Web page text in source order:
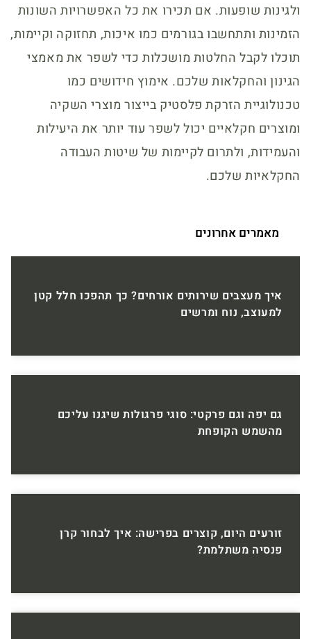
ולגינות שופעות. אם תכירו את כל האפשרויות השונות
הזמינות ותתחשבו בגורמים כמו איכות, תחזוקה וקיימות,
תוכלו לקבל החלטות מושכלות כדי לשפר את מאמצי
הגינון והחקלאות שלכם. אימוץ חידושים כמו
טכנולוגיית הזרקת פלסטיק בייצור מוצרי השקיה
ומוצרים חקלאיים יכול לשפר עוד יותר את היעילות
והעמידות, ולתרום לקיימות של שיטות העבודה
החקלאיות שלכם.
מאמרים אחרונים
איך מעצבים שירותים אורחים? כך תהפכו חלל קטן
למעוצב, נוח ומרשים
גם יפה וגם פרקטי: סוגי פרגולות שיגנו עליכם
מהשמש הקופחת
זורעים היום, קוצרים בפרישה: איך לבחור קרן
פנסיה משתלמת?